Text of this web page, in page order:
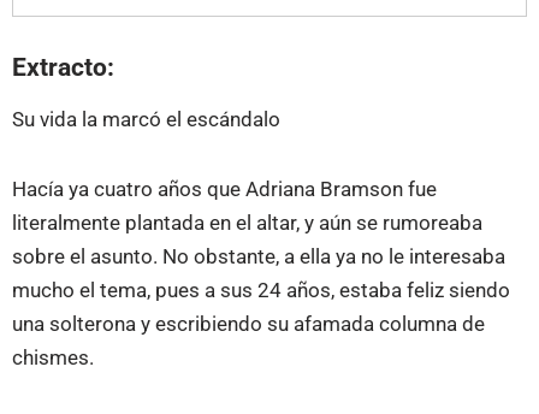
Extracto:
Su vida la marcó el escándalo
Hacía ya cuatro años que Adriana Bramson fue
literalmente plantada en el altar, y aún se rumoreaba
sobre el asunto. No obstante, a ella ya no le interesaba
mucho el tema, pues a sus 24 años, estaba feliz siendo
una solterona y escribiendo su afamada columna de
chismes.